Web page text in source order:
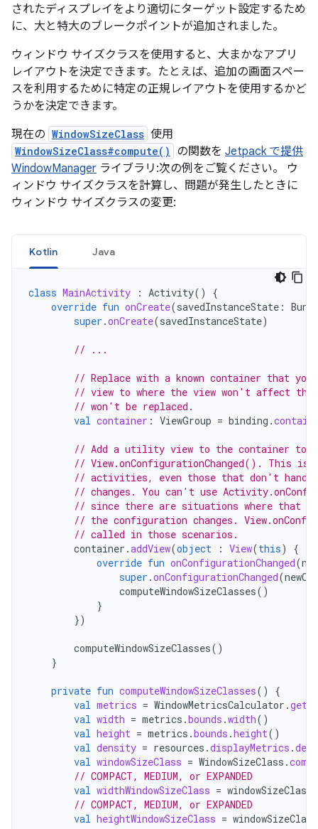
されたディスプレイをより適切にターゲット設定するため
に、大と特大のブレークポイントが追加されました。
ウィンドウ サイズクラスを使用すると、大まかなアプリ
レイアウトを決定できます。たとえば、追加の画面スペー
スを利用するために特定の正規レイアウトを使用するかど
うかを決定できます。
現在の WindowSizeClass 使用
WindowSizeClass#compute() の関数を Jetpack で提供
WindowManager ライブラリ:次の例をご覧ください。 ウ
ィンドウ サイズクラスを計算し、問題が発生したときに
ウィンドウ サイズクラスの変更:
Kotlin Java
class MainActivity : Activity()
{
override fun onCreate(savedInstanceState :
super .onCreate(savedInstanceState)
// ...
// Replace with a known container that you
// view to where the view won't affect the
// won't be replaced.
val container : ViewGroup = binding .
// Add a utility view to the container to
// View.onConfigurationChanged(). This
// activities, even those that don't
// changes. You can't use
// since there are situations where that
// the configuration changes.
// called in those scenarios.
container .addView(object : View(this)
{
override fun onConfigurationChanged(
super .onConfigurationChanged(
computeWindowSizeClasses()
}
})
computeWindowSizeClasses()
}
private fun computeWindowSizeClasses()
{
val metrics = WindowMetricsCalculator .
val width = metrics .bounds .width()
val height = metrics .bounds .height()
val density = resources .displayMetrics .
val windowSizeClass = WindowSizeClass .
// COMPACT, MEDIUM, or EXPANDED
val widthWindowSizeClass = windowSizeClass
// COMPACT, MEDIUM, or EXPANDED
val heightWindowSizeClass = windowSizeClass